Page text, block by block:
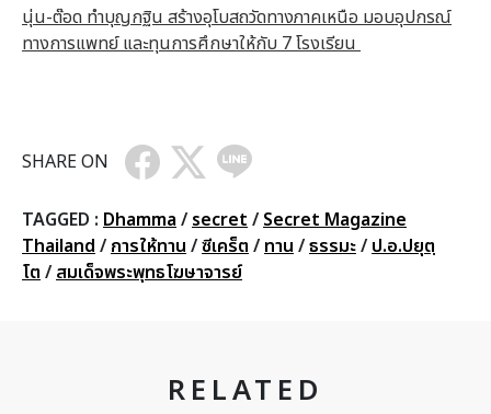
นุ่น-ต๊อด ทำบุญกฐิน สร้างอุโบสถวัดทางภาคเหนือ มอบอุปกรณ์
ทางการแพทย์ และทุนการศึกษาให้กับ 7 โรงเรียน
SHARE ON
TAGGED : Dhamma / secret / Secret Magazine
Thailand / การให้ทาน /ซีเคร็ต / ทาน /ธรรมะ/ ป.อ.ปยุตฺ
โต / สมเด็จพระพุทธโฆษาจารย์
RELATED